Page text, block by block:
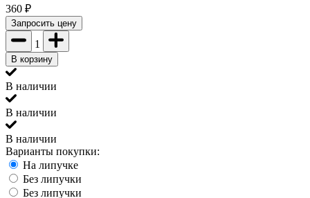
360 ₽
Запросить цену
1
В корзину
В наличии
В наличии
В наличии
Варианты покупки:
На липучке
Без липучки
Без липучки